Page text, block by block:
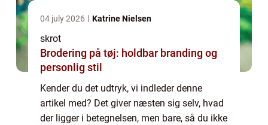
04 july 2026 Katrine Nielsen
skrot
Brodering på tøj: holdbar branding og
personlig stil
Kender du det udtryk, vi indleder denne
artikel med? Det giver næsten sig selv, hvad
der ligger i betegnelsen, men bare, så du ikke